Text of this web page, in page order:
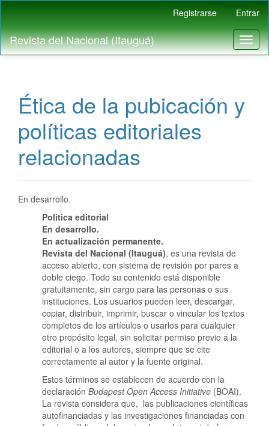
Contenido
principal
Barra
Registrarse Entrar
Revista del Nacional (Itauguá)
Ética de la pubicación y
políticas editoriales
relacionadas
En desarrollo.
Política editorial
En desarrollo.
En actualización permanente.
Revista del Nacional (Itauguá), es una revista de
acceso abierto, con sistema de revisión por pares a
doble ciego. Todo su contenido está disponible
gratuitamente, sin cargo para las personas o sus
instituciones. Los usuarios pueden leer, descargar,
copiar, distribuir, imprimir, buscar o vincular los textos
completos de los artículos o usarlos para cualquier
otro propósito legal, sin solicitar permiso previo a la
editorial o a los autores, siempre que se cite
correctamente al autor y la fuente original.
Estos términos se establecen de acuerdo con la
declaración Budapest Open Access Initiative (BOAI).
La revista considera que, las publicaciones científicas
autofinanciadas y las investigaciones financiadas con